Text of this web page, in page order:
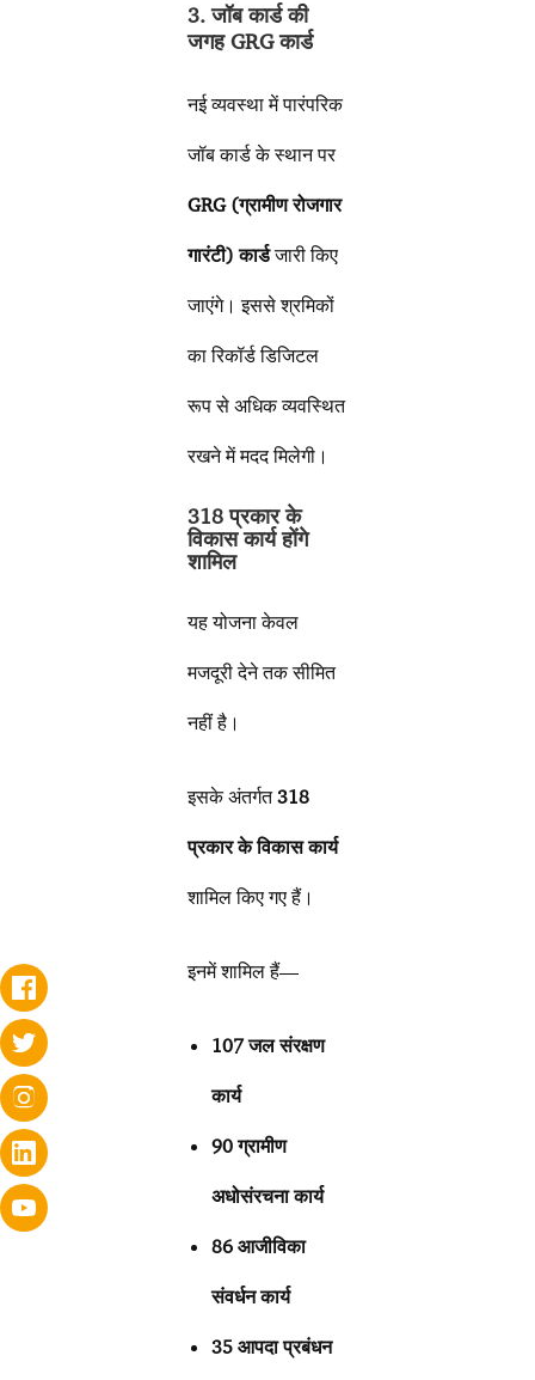
3. जॉब कार्ड की
जगह GRG कार्ड
नई व्यवस्था में पारंपरिक
जॉब कार्ड के स्थान पर
GRG (ग्रामीण रोजगार
गारंटी) कार्डजारी किए
जाएंगे। इससे श्रमिकों
का रिकॉर्ड डिजिटल
रूप से अधिक व्यवस्थित
रखने में मदद मिलेगी।
318 प्रकार के
विकास कार्य होंगे
शामिल
यह योजना केवल
मजदूरी देने तक सीमित
नहीं है।
इसके अंतर्गत318
प्रकार के विकास कार्य
शामिल किए गए हैं।
इनमें शामिल हैं—
107 जल संरक्षण
कार्य
90 ग्रामीण
अधोसंरचना कार्य
86 आजीविका
संवर्धन कार्य
35 आपदा प्रबंधन